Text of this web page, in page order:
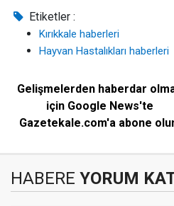
Etiketler :
Kırıkkale haberleri
Hayvan Hastalıkları haberleri
Gelişmelerden haberdar
için Google News'te
Gazetekale.com'a abone
HABERE YORUM